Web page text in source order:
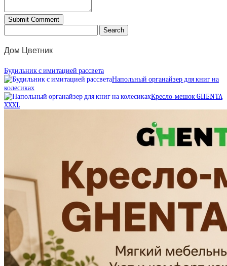
Дом Цветник
Будильник с имитацией рассвета
Напольный органайзер для книг на
колесиках
Кресло-мешок GHENTA
XXXL